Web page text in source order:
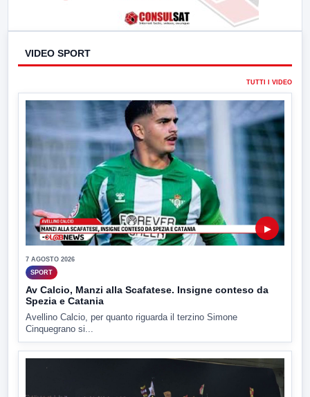
VIDEO SPORT
TUTTI I VIDEO
▶
7 AGOSTO 2026
SPORT
Av Calcio, Manzi alla Scafatese. Insigne conteso da
Spezia e Catania
Avellino Calcio, per quanto riguarda il terzino Simone
Cinquegrano si...